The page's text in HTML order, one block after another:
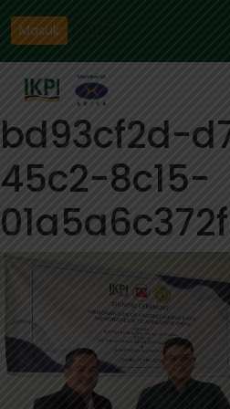
Masuk
bd93cf2d-
45c2-8c15-